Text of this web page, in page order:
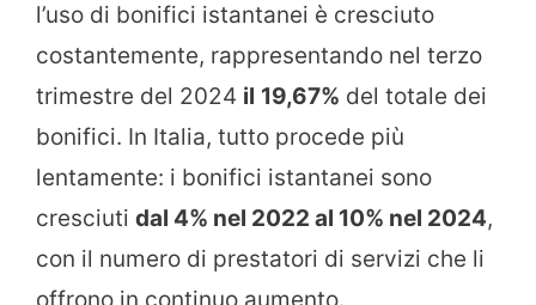
l’uso di bonifici istantanei è cresciuto
costantemente, rappresentando nel terzo
trimestre del 2024 il 19,67% del totale dei
bonifici. In Italia, tutto procede più
lentamente: i bonifici istantanei sono
cresciuti dal 4% nel 2022 al 10% nel 2024,
con il numero di prestatori di servizi che li